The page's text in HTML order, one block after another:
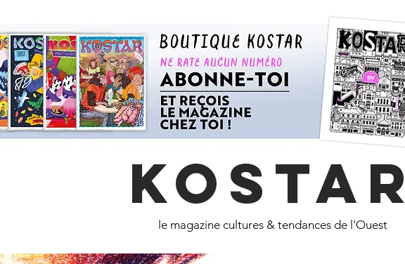
KOSTAR
le magazine cultures & tendances de l'Ouest